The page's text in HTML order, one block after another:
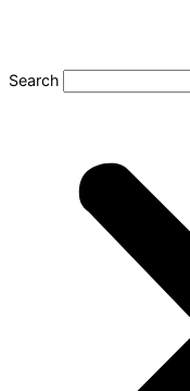
Search